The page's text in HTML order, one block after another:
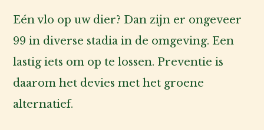
Eén vlo op uw dier? Dan zijn er ongeveer
99 in diverse stadia in de omgeving. Een
lastig iets om op te lossen. Preventie is
daarom het devies met het groene
alternatief.